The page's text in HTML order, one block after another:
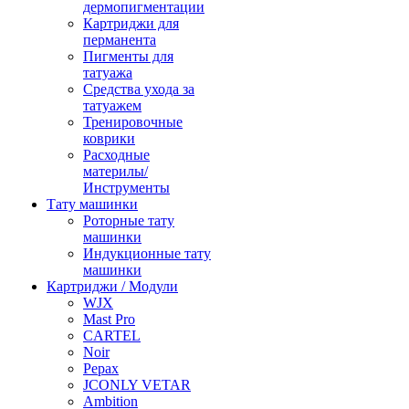
дермопигментации
Картриджи для
перманента
Пигменты для
татуажа
Средства ухода за
татуажем
Тренировочные
коврики
Расходные
материлы/
Инструменты
Тату машинки
Роторные тату
машинки
Индукционные тату
машинки
Картриджи / Модули
WJX
Mast Pro
CARTEL
Noir
Pepax
JCONLY VETAR
Ambition